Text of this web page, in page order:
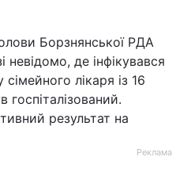
Борзнянської РДА
де інфікувався
сімейного лікаря із 16
госпіталізований.
результат на
Реклама